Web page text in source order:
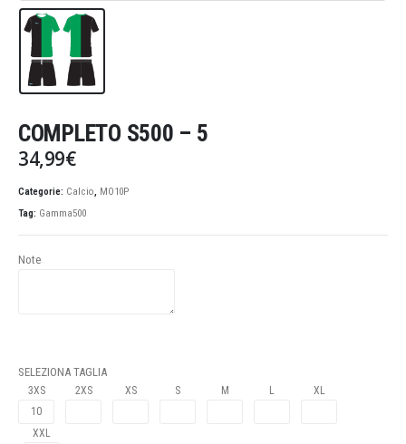
COMPLETO S500 – 5
34,99€
Categorie: Calcio, MO10P
Tag: Gamma500
Note
SELEZIONA TAGLIA
3XS 2XS XS S M L XL
XXL